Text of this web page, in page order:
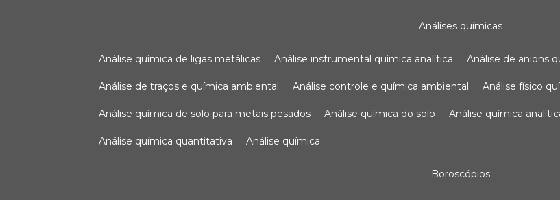
análises químicas
análise química de ligas metálicas análise instrumental química analítica análise de anions
análise de traços e química ambiental análise controle e química ambiental análise físico
análise química de solo para metais pesados análise química do solo análise química
análise química quantitativa análise química
boroscópios